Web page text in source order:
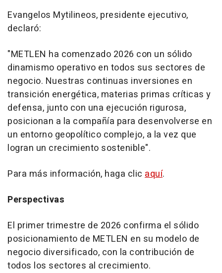
Evangelos Mytilineos, presidente ejecutivo,
declaró:
"METLEN ha comenzado 2026 con un sólido
dinamismo operativo en todos sus sectores de
negocio. Nuestras continuas inversiones en
transición energética, materias primas críticas y
defensa, junto con una ejecución rigurosa,
posicionan a la compañía para desenvolverse en
un entorno geopolítico complejo, a la vez que
logran un crecimiento sostenible".
Para más información, haga clic aquí.
Perspectivas
El primer trimestre de 2026 confirma el sólido
posicionamiento de METLEN en su modelo de
negocio diversificado, con la contribución de
todos los sectores al crecimiento.